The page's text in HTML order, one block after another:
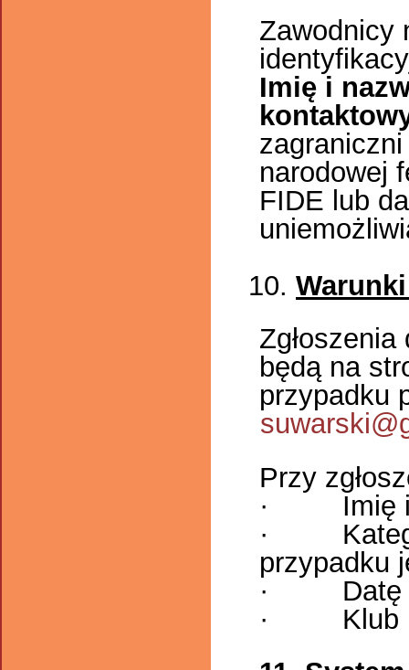
Zawodnicy
Imię i
narodowej
FIDE lub
będą na
przypadku
Przy
· Imię i
·
przypadku
· Datę
· Klub